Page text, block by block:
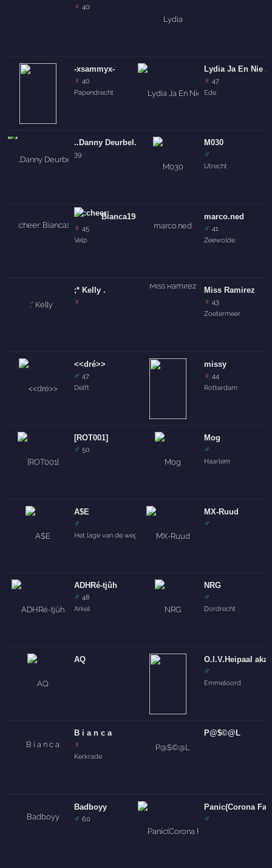
♀ 40
-xsammyx-
♀ 40
Papendrecht
..Danny Deurbel..
39
Bianca1980
♀ 45
Velp
;* Kelly .
♀
<<dré>>
♂ 47
Delft
[ROT001]
♂ 50
A$E
♂
Het lage van de weg
ADHRé-tjûh
♂ 48
Arkel
AQ
B i a n c a
♀
Kerkrade
Badboyy
♂ 60
Lydia Ja En Nie
♀ 47
Ede
M030
♂
Utrecht
marco.ned
♂ 41
Zeewolde
Miss Ramirez
♀ 43
Zoetermeer
missy
♀ 44
Rotterdam
Mog
♂
Haarlem
MX-Ruud
♂
NRG
♂
Dordrecht
O.I.V.Heipaal aka
♂
Emmeloord
P@$©@L
Panic(Corona
♂